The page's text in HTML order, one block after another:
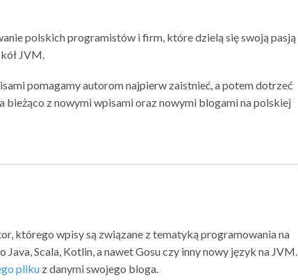
polskich programistów i firm, które dzielą się swoją pasją
JVM.
pomagamy autorom najpierw zaistnieć, a potem dotrzeć
z nowymi wpisami oraz nowymi blogami na polskiej
którego wpisy są związane z tematyką programowania na
Scala, Kotlin, a nawet Gosu czy inny nowy język na JVM.
pliku z danymi swojego bloga.